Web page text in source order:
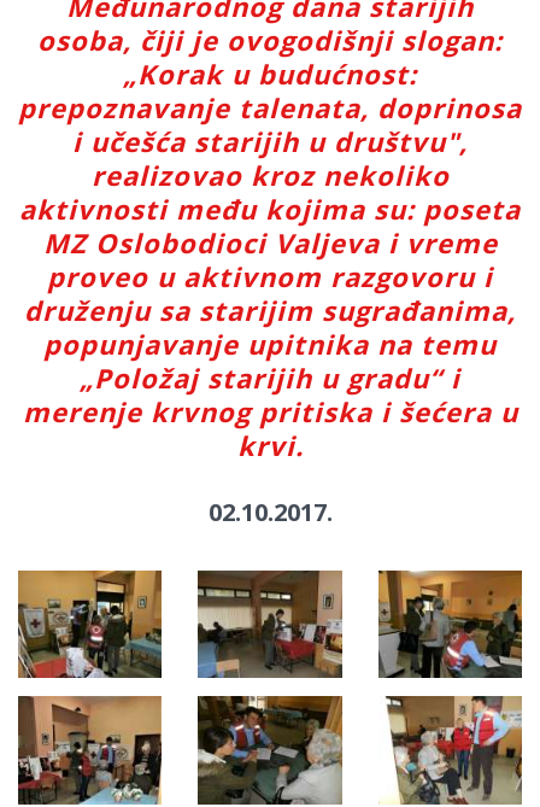
osoba, čiji je ovogodišnji slogan:
„Korak u budućnost:
prepoznavanje talenata, doprinosa
i učešća starijih u društvu",
realizovao kroz nekoliko
aktivnosti među kojima su: poseta
MZ Oslobodioci Valjeva i vreme
proveo u aktivnom razgovoru i
druženju sa starijim sugrađanima,
popunjavanje upitnika na temu
„Položaj starijih u gradu“ i
merenje krvnog pritiska i šećera u
krvi.
02.10.2017.